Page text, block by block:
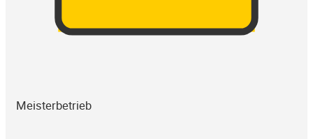
Meisterbetrieb